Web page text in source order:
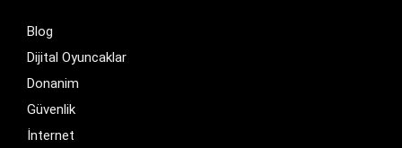
Blog
Dijital Oyuncaklar
Donanim
Güvenlik
İnternet